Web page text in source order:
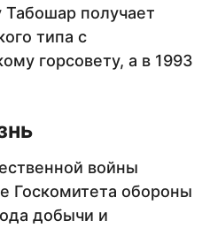
Табошар получает
типа с
горсовету, а в 1993
войны
Госкомитета обороны
добычи и